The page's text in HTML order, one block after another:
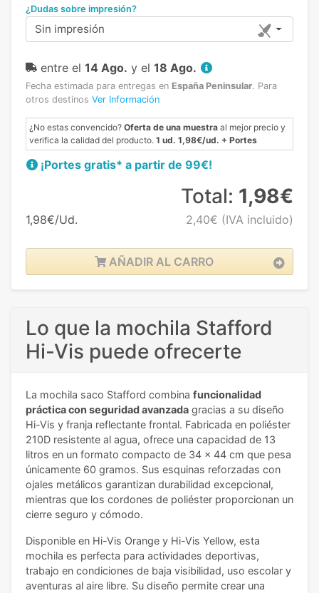
¿Dudas sobre impresión?
Sin impresión
entre el 14 Ago. y el 18 Ago.
Fecha estimada para entregas en España Peninsular. Para
otros destinos Ver Información
¿No estas convencido? Oferta de una muestra al mejor precio y
verifica la calidad del producto. 1 ud. 1,98€/ud. + Portes
¡Portes gratis* a partir de 99€!
1,98€/Ud.
Total: 1,98€
2,40€ (IVA incluido)
AÑADIR AL CARRO
Lo que la mochila Stafford
Hi-Vis puede ofrecerte
La mochila saco Stafford combina funcionalidad
práctica con seguridad avanzada gracias a su diseño
Hi-Vis y franja reflectante frontal. Fabricada en poliéster
210D resistente al agua, ofrece una capacidad de 13
litros en un formato compacto de 34 x 44 cm que pesa
únicamente 60 gramos. Sus esquinas reforzadas con
ojales metálicos garantizan durabilidad excepcional,
mientras que los cordones de poliéster proporcionan un
cierre seguro y cómodo.
Disponible en Hi-Vis Orange y Hi-Vis Yellow, esta
mochila es perfecta para actividades deportivas,
trabajo en condiciones de baja visibilidad, uso escolar y
aventuras al aire libre. Su diseño permite crear una